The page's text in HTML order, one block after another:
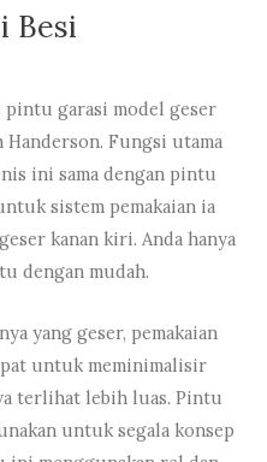
Besi
pintu garasi model geser
Fungsi utama
ini sama dengan pintu
sistem pemakaian ia
kanan kiri. Anda hanya
dengan mudah.
yang geser, pemakaian
untuk meminimalisir
terlihat lebih luas. Pintu
untuk segala konsep